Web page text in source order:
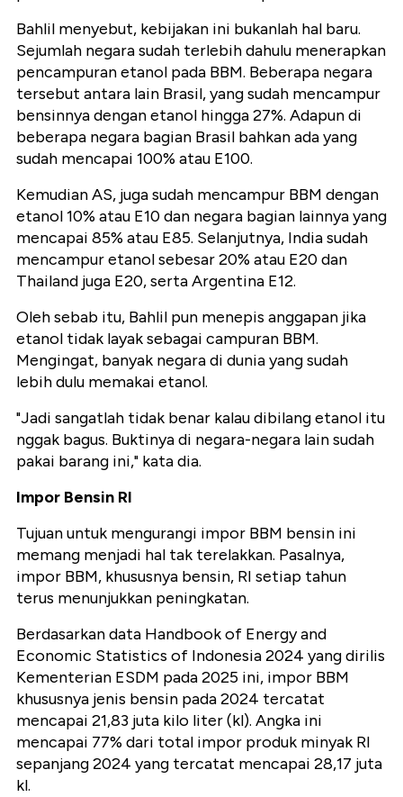
Bahlil menyebut, kebijakan ini bukanlah hal baru.
Sejumlah negara sudah terlebih dahulu menerapkan
pencampuran etanol pada BBM. Beberapa negara
tersebut antara lain Brasil, yang sudah mencampur
bensinnya dengan etanol hingga 27%. Adapun di
beberapa negara bagian Brasil bahkan ada yang
sudah mencapai 100% atau E100.
Kemudian AS, juga sudah mencampur BBM dengan
etanol 10% atau E10 dan negara bagian lainnya yang
mencapai 85% atau E85. Selanjutnya, India sudah
mencampur etanol sebesar 20% atau E20 dan
Thailand juga E20, serta Argentina E12.
Oleh sebab itu, Bahlil pun menepis anggapan jika
etanol tidak layak sebagai campuran BBM.
Mengingat, banyak negara di dunia yang sudah
lebih dulu memakai etanol.
"Jadi sangatlah tidak benar kalau dibilang etanol itu
nggak bagus. Buktinya di negara-negara lain sudah
pakai barang ini," kata dia.
Impor Bensin RI
Tujuan untuk mengurangi impor BBM bensin ini
memang menjadi hal tak terelakkan. Pasalnya,
impor BBM, khususnya bensin, RI setiap tahun
terus menunjukkan peningkatan.
Berdasarkan data Handbook of Energy and
Economic Statistics of Indonesia 2024 yang dirilis
Kementerian ESDM pada 2025 ini, impor BBM
khususnya jenis bensin pada 2024 tercatat
mencapai 21,83 juta kilo liter (kl). Angka ini
mencapai 77% dari total impor produk minyak RI
sepanjang 2024 yang tercatat mencapai 28,17 juta
kl.